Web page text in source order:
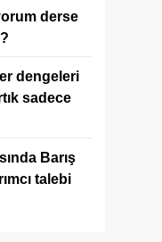
derse
dengeleri
sadece
Barış
talebi